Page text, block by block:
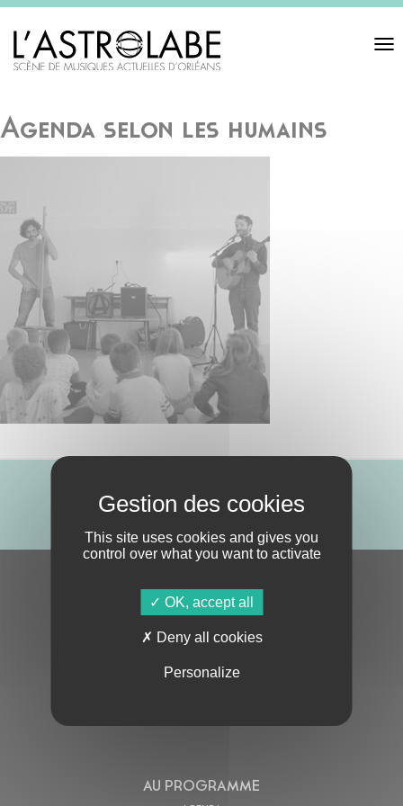
Toggle
Agenda selon les humains
ABONNE-TOI !
S'ABONNER À LA NEWSLETTER
AU PROGRAMME
This site uses cookies and gives you
control over what you want to activate
OK, accept all
Deny all cookies
Personalize